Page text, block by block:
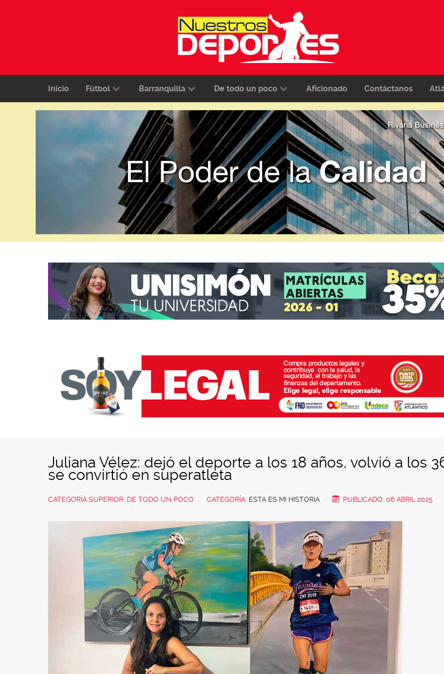
Inicio Fútbol Barranquilla De todo un poco Aficionado Contáctanos
Juliana Vélez: dejó el deporte a los 18 años, volvió a los
se convirtió en superatleta
CATEGORÍA SUPERIOR: DE TODO UN POCO CATEGORÍA: ESTA ES MI HISTORIA PUBLICADO: 06 ABRIL 2025